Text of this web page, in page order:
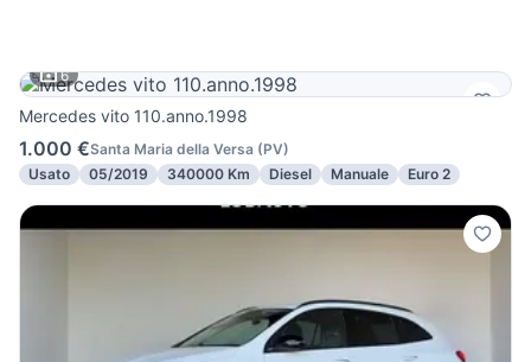
6
Mercedes vito 110.anno.1998
1.000 €Santa Maria della Versa (PV)
Usato
05/2019 340000 Km Diesel Manuale Euro 2